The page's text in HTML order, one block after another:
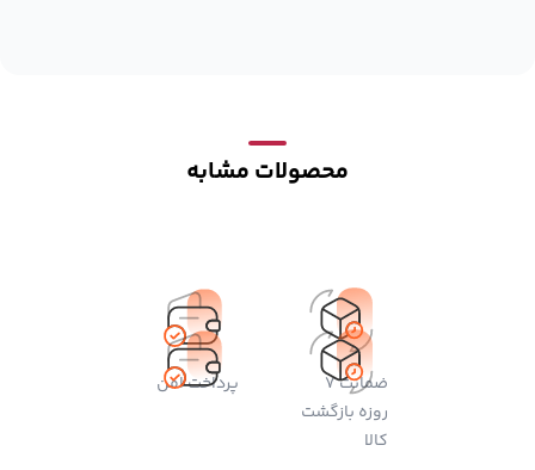
محصولات مشابه
ضمانت 7
روزه بازگشت
کالا
پرداخت امن